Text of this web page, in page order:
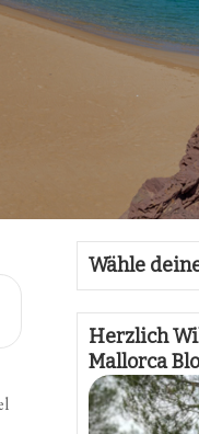
Wähle
Herzlich
Mallorca